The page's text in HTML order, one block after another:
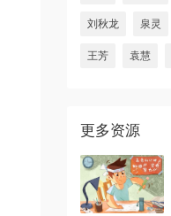
刘秋龙 泉灵
王芳 袁慧
更多资源